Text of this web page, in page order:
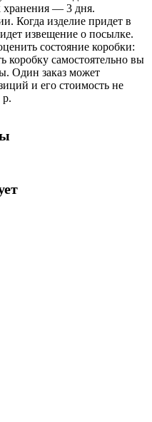
хранения — 3 дня.
Когда изделие придет в
извещение о посылке.
состояние коробки:
коробку самостоятельно вы
Один заказ может
и его стоимость не